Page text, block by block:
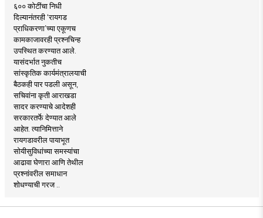
६०० कोटींचा निधी
दिल्यानंतरही ‘रायगड
प्राधिकरणा’च्या एकूणच
कामकाजावरही प्रश्नचिन्ह
उपस्थित करण्यात आले.
यासंदर्भात नुकतीच
सांस्कृतिक कार्यमंत्रालयाची
बैठकही पार पडली असून,
सचिवांना कृती आराखडा
सादर करण्याचे आदेशही
सरकारतर्फे देण्यात आले
आहेत. त्यानिमित्ताने
रायगडावरील पायाभूत
सोयीसुविधांच्या समस्यांचा
आढावा घेणारा आणि तेथील
प्रश्नांवरील समाधान
शोधण्याची गरज ..